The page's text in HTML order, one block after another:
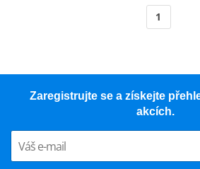
1
Zaregistrujte se a získejte
akcích.